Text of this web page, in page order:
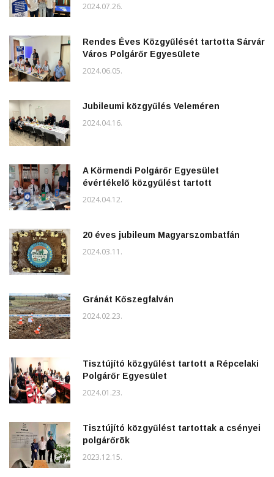
2024.07.26.
Rendes Éves Közgyűlését tartotta Sárvár
Város Polgárőr Egyesülete
2024.06.05.
Jubileumi közgyűlés Veleméren
2024.04.16.
A Körmendi Polgárőr Egyesület
évértékelő közgyűlést tartott
2024.04.12.
20 éves jubileum Magyarszombatfán
2024.03.11.
Gránát Kőszegfalván
2024.02.23.
Tisztújító közgyűlést tartott a Répcelaki
Polgárőr Egyesület
2024.01.23.
Tisztújító közgyűlést tartottak a csényei
polgárőrök
2023.12.15.